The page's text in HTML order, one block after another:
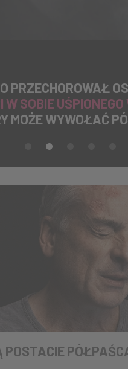
PRZECHOROWAŁ
W SOBIE
MOŻE WYWOŁAĆ
POSTACIE